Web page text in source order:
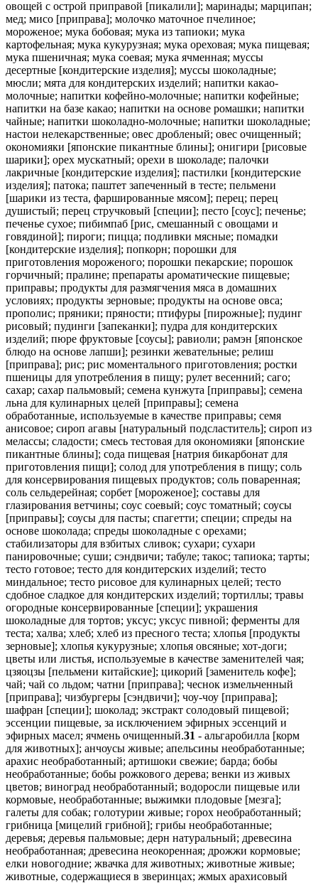
овощей с острой приправой [пикалили]; маринады; марципан;
мед; мисо [приправа]; молочко маточное пчелиное;
мороженое; мука бобовая; мука из тапиоки; мука
картофельная; мука кукурузная; мука ореховая; мука пищевая;
мука пшеничная; мука соевая; мука ячменная; муссы
десертные [кондитерские изделия]; муссы шоколадные;
мюсли; мята для кондитерских изделий; напитки какао-
молочные; напитки кофейно-молочные; напитки кофейные;
напитки на базе какао; напитки на основе ромашки; напитки
чайные; напитки шоколадно-молочные; напитки шоколадные;
настои нелекарственные; овес дробленый; овес очищенный;
окономияки [японские пикантные блины]; онигири [рисовые
шарики]; орех мускатный; орехи в шоколаде; палочки
лакричные [кондитерские изделия]; пастилки [кондитерские
изделия]; патока; паштет запеченный в тесте; пельмени
[шарики из теста, фаршированные мясом]; перец; перец
душистый; перец стручковый [специи]; песто [соус]; печенье;
печенье сухое; пибимпаб [рис, смешанный с овощами и
говядиной]; пироги; пицца; подливки мясные; помадки
[кондитерские изделия]; попкорн; порошки для
приготовления мороженого; порошки пекарские; порошок
горчичный; пралине; препараты ароматические пищевые;
приправы; продукты для размягчения мяса в домашних
условиях; продукты зерновые; продукты на основе овса;
прополис; пряники; пряности; птифуры [пирожные]; пудинг
рисовый; пудинги [запеканки]; пудра для кондитерских
изделий; пюре фруктовые [соусы]; равиоли; рамэн [японское
блюдо на основе лапши]; резинки жевательные; релиш
[приправа]; рис; рис моментального приготовления; ростки
пшеницы для употребления в пищу; рулет весенний; саго;
сахар; сахар пальмовый; семена кунжута [приправы]; семена
льна для кулинарных целей [приправы]; семена
обработанные, используемые в качестве приправы; семя
анисовое; сироп агавы [натуральный подсластитель]; сироп из
мелассы; сладости; смесь тестовая для окономияки [японские
пикантные блины]; сода пищевая [натрия бикарбонат для
приготовления пищи]; солод для употребления в пищу; соль
для консервирования пищевых продуктов; соль поваренная;
соль сельдерейная; сорбет [мороженое]; составы для
глазирования ветчины; соус соевый; соус томатный; соусы
[приправы]; соусы для пасты; спагетти; специи; спреды на
основе шоколада; спреды шоколадные с орехами;
стабилизаторы для взбитых сливок; сухари; сухари
панировочные; суши; сэндвичи; табуле; такос; тапиока; тарты;
тесто готовое; тесто для кондитерских изделий; тесто
миндальное; тесто рисовое для кулинарных целей; тесто
сдобное сладкое для кондитерских изделий; тортиллы; травы
огородные консервированные [специи]; украшения
шоколадные для тортов; уксус; уксус пивной; ферменты для
теста; халва; хлеб; хлеб из пресного теста; хлопья [продукты
зерновые]; хлопья кукурузные; хлопья овсяные; хот-доги;
цветы или листья, используемые в качестве заменителей чая;
цзяоцзы [пельмени китайские]; цикорий [заменитель кофе];
чай; чай со льдом; чатни [приправа]; чеснок измельченный
[приправа]; чизбургеры [сэндвичи]; чоу-чоу [приправа];
шафран [специи]; шоколад; экстракт солодовый пищевой;
эссенции пищевые, за исключением эфирных эссенций и
эфирных масел; ячмень очищенный.31 - альгаробилла [корм
для животных]; анчоусы живые; апельсины необработанные;
арахис необработанный; артишоки свежие; барда; бобы
необработанные; бобы рожкового дерева; венки из живых
цветов; виноград необработанный; водоросли пищевые или
кормовые, необработанные; выжимки плодовые [мезга];
галеты для собак; голотурии живые; горох необработанный;
грибница [мицелий грибной]; грибы необработанные;
деревья; деревья пальмовые; дерн натуральный; древесина
необработанная; древесина неокоренная; дрожжи кормовые;
елки новогодние; жвачка для животных; животные живые;
животные, содержащиеся в зверинцах; жмых арахисовый